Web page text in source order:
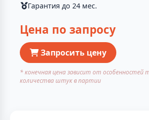
Гарантия до 24 мес.
Цена по запросу
Запросить цену
* конечная цена зависит от особенностей
количества штук в партии